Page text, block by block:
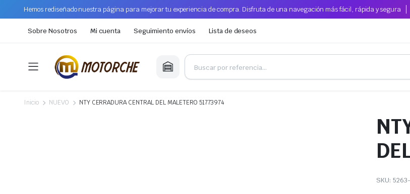
Hemos rediseñado nuestra página para mejorar tu experiencia de compra. Disfruta de una navegación más fácil, rápida y segura
Sobre Nosotros Mi cuenta Seguimiento envíos Lista de deseos
Inicio NUEVO NTY CERRADURA CENTRAL DEL MALETERO 51773974
SKU: